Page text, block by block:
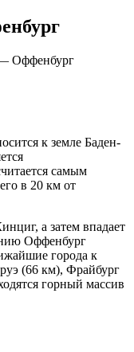
Оффенбург
к земле Баден-
самым
в 20 км от
а затем впадает
Оффенбург
города к
(66 км), Фрайбург
горный массив